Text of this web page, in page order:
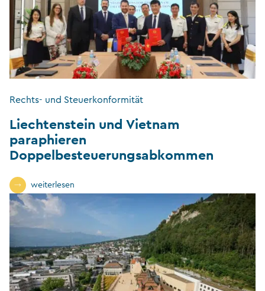
Rechts- und Steuerkonformität
Liechtenstein und Vietnam
paraphieren
Doppelbesteuerungsabkommen
weiterlesen